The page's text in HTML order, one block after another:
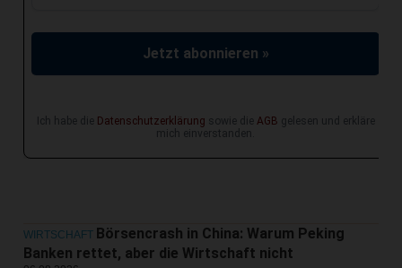
Jetzt abonnieren »
Ich habe die Datenschutzerklärung sowie die AGB gelesen und erkläre
mich einverstanden.
WIRTSCHAFT Börsencrash in China: Warum Peking
Banken rettet, aber die Wirtschaft nicht